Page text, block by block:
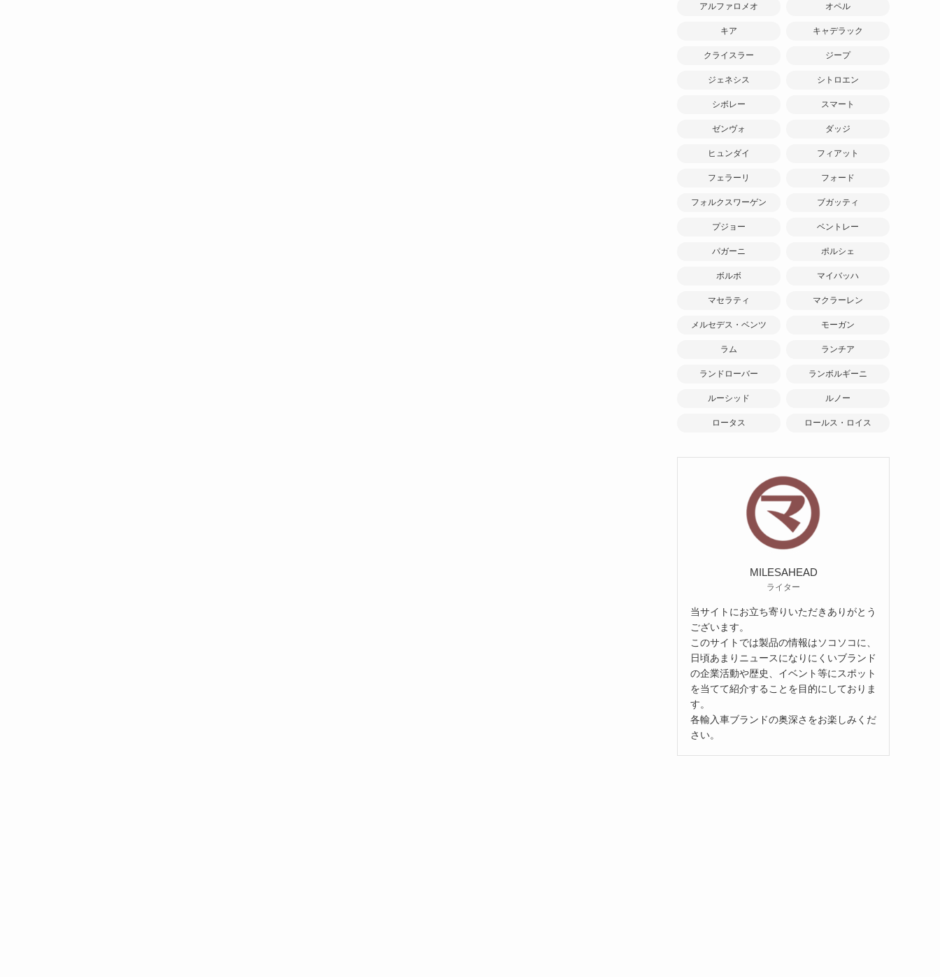
アルファロメオ オペル
キア キャデラック
クライスラー ジープ
ジェネシス シトロエン
シボレー スマート
ゼンヴォ ダッジ
ヒュンダイ フィアット
フェラーリ フォード
フォルクスワーゲン ブガッティ
プジョー ベントレー
パガーニ ポルシェ
ボルボ マイバッハ
マセラティ マクラーレン
メルセデス・ベンツ モーガン
ラム ランチア
ランドローバー ランボルギーニ
ルーシッド ルノー
ロータス ロールス・ロイス
MILESAHEAD
ライター
当サイトにお立ち寄りいただきありがとう
ございます。
このサイトでは製品の情報はソコソコに、
日頃あまりニュースになりにくいブランド
の企業活動や歴史、イベント等にスポット
を当てて紹介することを目的にしておりま
す。
各輸入車ブランドの奥深さをお楽しみくだ
さい。